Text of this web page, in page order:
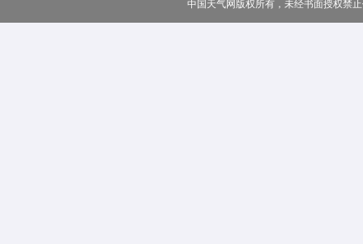
中国天气网版权所有，未经书面授权